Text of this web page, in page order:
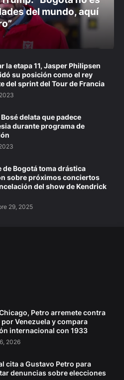
del mundo, aquí
la etapa 11, Jasper Philipsen
su posición como el rey
del sprint del Tour de Francia
delata que padece
durante programa de
de Bogotá toma drástica
sobre próximos conciertos
del show de Kendrick
29, 2025
Petro arremete contra
por Venezuela y compara
internacional con 1933
2026
cita a Gustavo Petro para
denuncias sobre elecciones